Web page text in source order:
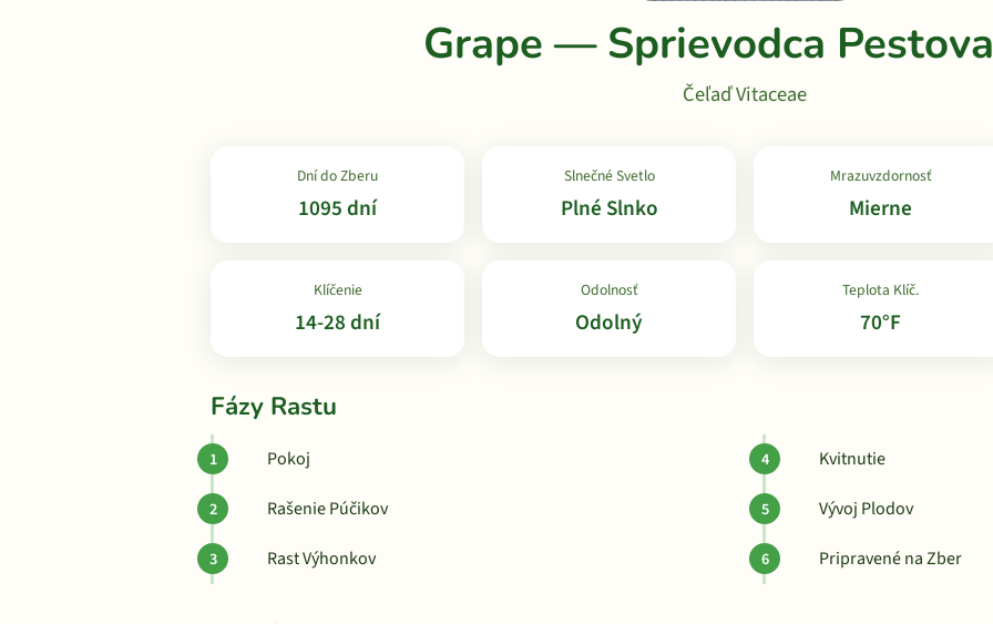
Grape — Sprievodca
Čeľaď Vitaceae
Dní do Zberu
1095 dní
Slnečné Svetlo
Plné Slnko
Mrazuvzdornosť
Mierne
Klíčenie
14-28 dní
Odolnosť
Odolný
Teplota Klíč.
70°F
Fázy Rastu
Pokoj
Rašenie Púčikov
Rast Výhonkov
Kvitnutie
Vývoj Plodov
Pripravené na Zber